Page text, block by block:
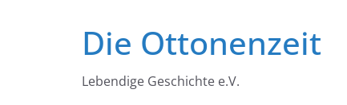
Die Ottonenzeit
Lebendige Geschichte e.V.